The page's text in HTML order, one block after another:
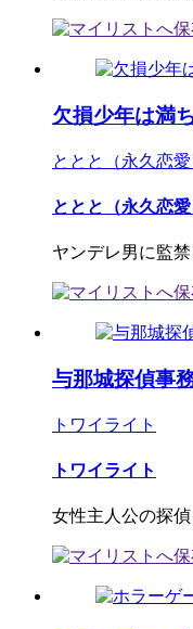
欠損少年は満
ととと（永久恋愛
ととと（永久恋愛
ヤンデレ男に監
与那城探偵事
トワイライト
トワイライト
女性主人公の探